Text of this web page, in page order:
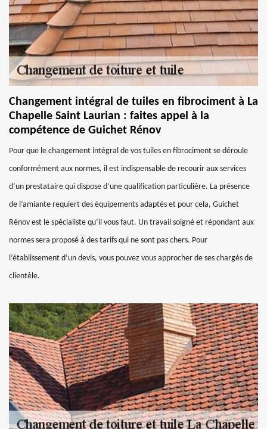
Changement intégral de tuiles en fibrociment à La
Chapelle Saint Laurian : faites appel à la
compétence de Guichet Rénov
Pour que le changement intégral de vos tuiles en fibrociment se déroule
conformément aux normes, il est indispensable de recourir aux services
d’un prestataire qui dispose d’une qualification particulière. La présence
de l’amiante requiert des équipements adaptés et pour cela, Guichet
Rénov est le spécialiste qu’il vous faut. Un travail soigné et répondant aux
normes sera proposé à des tarifs qui ne sont pas chers. Pour
l’établissement d’un devis, vous pouvez vous approcher de ses chargés de
clientèle.